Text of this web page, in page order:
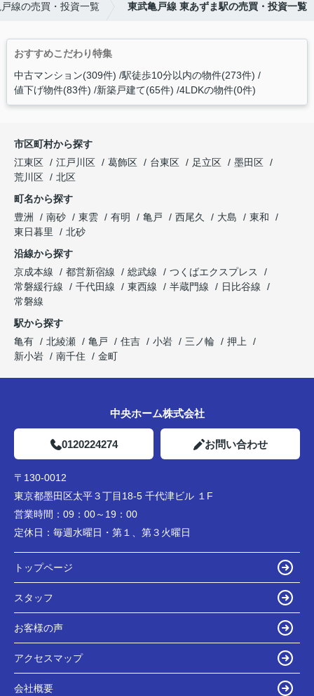
線の売買・投資一覧 東武亀戸線 東あずま駅の売買・投資一覧
おすすめこだわり特集
中古マンション(309件) 駅徒歩10分以内の物件(273件)
値下げ物件(83件) 新築戸建て(65件) 4LDKの物件(0件)
市区町村から探す
江東区
江戸川区 葛飾区 台東区 足立区
墨田区
荒川区
北区
町名から探す
豊洲
南砂 東雲 有明 亀戸 西尾久 大島
東和
東日暮里
北砂
沿線から探す
京成本線
都営新宿線 総武線
つくばエクスプレス
常磐緩行線
千代田線 東西線 半蔵門線
日比谷線
常磐線
駅から探す
亀有
北綾瀬 亀戸 住吉 小岩 三ノ輪
押上
新小岩
南千住 金町
中央ホーム株式会社
0120224274 お問い合わせ
〒130-0012
東京都墨田区太平３丁目18-5 千代津ビル １F
営業時間： 09：00～19：00
定休日： 毎週水曜日・第１、第３火曜日
トップページ
スタッフ
お客様の声
アクセスマップ
会社概要